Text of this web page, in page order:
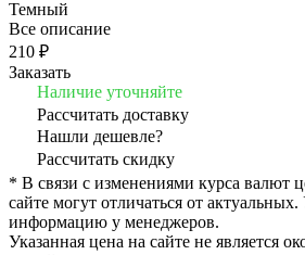
Темный
Все описание
210 ₽
Заказать
Наличие уточняйте
Рассчитать доставку
Нашли дешевле?
Рассчитать скидку
* В связи с изменениями курса валют
сайте могут отличаться от
информацию у менеджеров.
Указанная цена на сайте не является